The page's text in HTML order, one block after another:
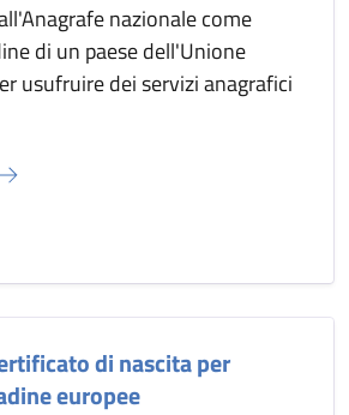
nazionale come
di un paese dell'Unione
usufruire dei servizi anagrafici
di nascita per
europee